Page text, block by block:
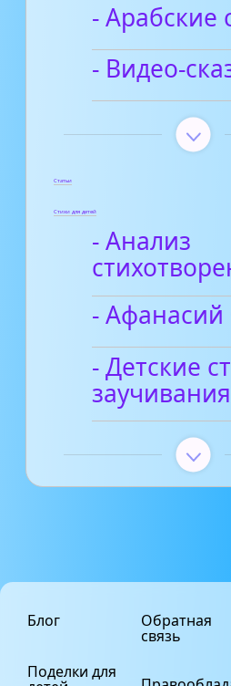
- Арабские
- Видео-
Статьи
Стихи для детей
- Анализ
- Афанасий
- Детские
заучивания
Блог
Поделки для
Обратная
связь